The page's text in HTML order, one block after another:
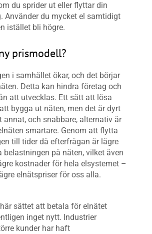
du sprider ut eller flyttar din
Använder du mycket el samtidigt
istället bli högre.
prismodell?
i samhället ökar, och det börjar
Detta kan hindra företag och
att utvecklas. Ett sätt att lösa
bygga ut näten, men det är dyrt
annat, och snabbare, alternativ är
smartare. Genom att flytta
till tider då efterfrågan är lägre
belastningen på näten, vilket även
kostnader för hela elsystemet –
elnätspriser för oss alla.
sättet att betala för elnätet
inget nytt. Industrier
kunder har haft